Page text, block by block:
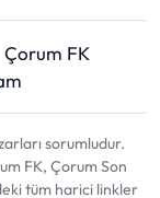
Çorum FK
sorumludur.
FK, Çorum Son
tüm harici linkler